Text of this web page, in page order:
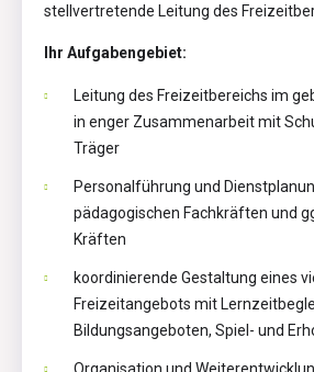
stellvertretende Leitung des
Ihr Aufgabengebiet:
Leitung des Freizeitbereichs im
in enger Zusammenarbeit mit
Träger
Personalführung und
pädagogischen Fachkräften und
Kräften
koordinierende Gestaltung eines
Freizeitangebots mit
Bildungsangeboten, Spiel- und
Organisation und